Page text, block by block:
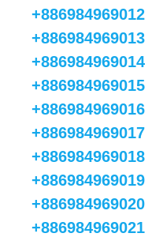
+886984969012
+886984969013
+886984969014
+886984969015
+886984969016
+886984969017
+886984969018
+886984969019
+886984969020
+886984969021